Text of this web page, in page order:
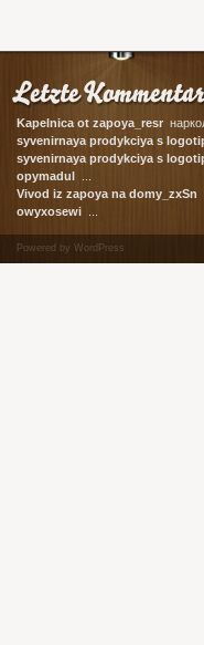
Kapelnica ot zapoya_resr
syvenirnaya prodykciya s
сувенирная ...
syvenirnaya prodykciya s
корпоративные ...
opymadul
Vivod iz zapoya na domy_zxSn
owyxosewi
Powered by WordPress